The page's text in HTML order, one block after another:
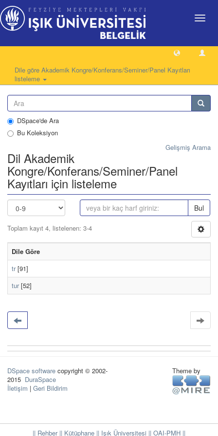
Geçiş
Dile göre Akademik Kongre/Konferans/Seminer/Panel Kayıtları
listeleme
DSpace'de Ara
Bu Koleksiyon
Gelişmiş Arama
Dil Akademik
Kongre/Konferans/Seminer/Panel
Kayıtları için listeleme
Bul
Toplam kayıt 4, listelenen: 3-4
Dile Göre
tr[91]
tur[52]
DSpace software copyright © 2002-
2015 DuraSpace
İletişim | Geri Bildirim
Theme by
|| Rehber|| Kütüphane || Işık Üniversitesi || OAI-PMH ||